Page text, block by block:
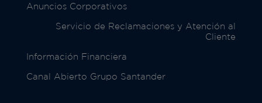
Anuncios Corporativos
Servicio de Reclamaciones y Atención al
Cliente
Información Financiera
Canal Abierto Grupo Santander